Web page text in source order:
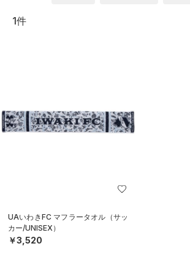
1件
UAいわきFC マフラータオル（サッ
カー/UNISEX）
￥3,520